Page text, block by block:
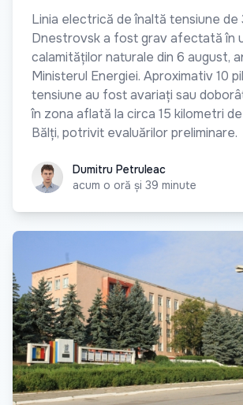
Linia electrică de înaltă tensiune de
Dnestrovsk a fost grav afectată în
calamităților naturale din 6 august,
Ministerul Energiei. Aproximativ 10
tensiune au fost avariați sau
în zona aflată la circa 15 kilometri
Bălți, potrivit evaluărilor preliminare.
Dumitru Petruleac
Dumitru Petruleac
acum o oră și 39 minute